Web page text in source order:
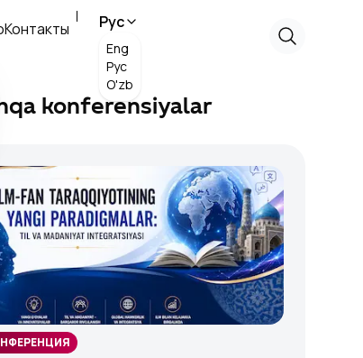
Контакты Рус
Eng
Рус
O'zb
konferensiyalar